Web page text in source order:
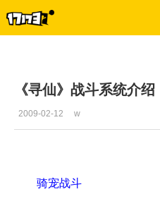
《寻仙》战斗系统介绍
2009-02-12 w
骑宠战斗